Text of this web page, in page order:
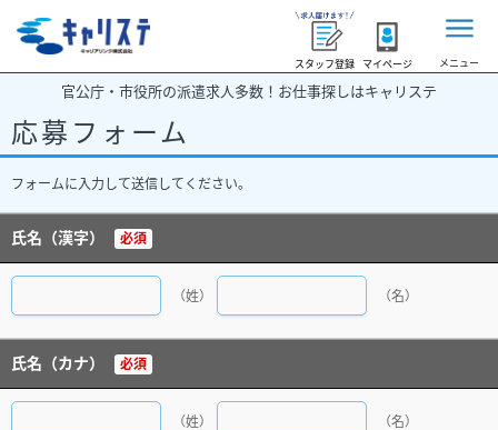
スタッフ登録 マイページ メニュー
官公庁・市役所の派遣求人多数！お仕事探しはキャリステ
応募フォーム
フォームに入力して送信してください。
氏名（漢字） 必須
（姓） （名）
氏名（カナ） 必須
（姓） （名）